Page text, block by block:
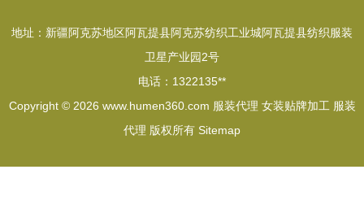
地址：新疆阿克苏地区阿瓦提县阿克苏纺织工业城阿瓦提县纺织服装
卫星产业园2号
电话：1322135**
Copyright © 2026 www.humen360.com 服装代理 女装贴牌加工 服装
代理 版权所有 Sitemap